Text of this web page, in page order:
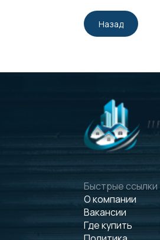
Назад
Быстрые ссылки
О компании
Вакансии
Где купить